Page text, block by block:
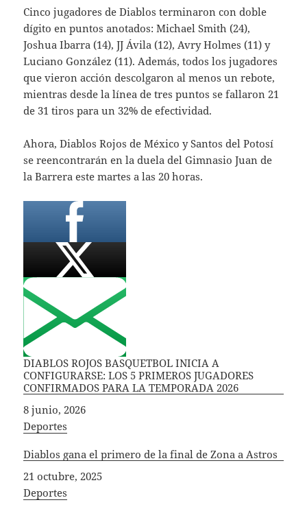
Cinco jugadores de Diablos terminaron con doble
dígito en puntos anotados: Michael Smith (24),
Joshua Ibarra (14), JJ Ávila (12), Avry Holmes (11) y
Luciano González (11). Además, todos los jugadores
que vieron acción descolgaron al menos un rebote,
mientras desde la línea de tres puntos se fallaron 21
de 31 tiros para un 32% de efectividad.
Ahora, Diablos Rojos de México y Santos del Potosí
se reencontrarán en la duela del Gimnasio Juan de
la Barrera este martes a las 20 horas.
DIABLOS ROJOS BASQUETBOL INICIA A
CONFIGURARSE: LOS 5 PRIMEROS JUGADORES
CONFIRMADOS PARA LA TEMPORADA 2026
Fecha
8 junio, 2026
In relation to
Deportes
Diablos gana el primero de la final de Zona a Astros
Fecha
21 octubre, 2025
In relation to
Deportes